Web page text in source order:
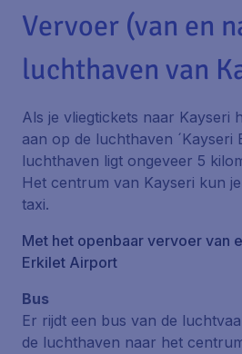
Vervoer (van en
luchthaven van
Als je vliegtickets naar Kayseri
aan op de luchthaven ´Kayseri
luchthaven ligt ongeveer 5
Het centrum van Kayseri kun
taxi.
Met het openbaar vervoer van
Erkilet Airport
Bus
Er rijdt een bus van de
de luchthaven naar het